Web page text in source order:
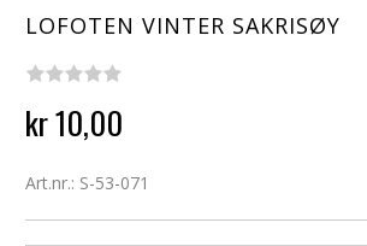
LOFOTEN VINTER SAKRISØY
kr 10,00
Art.nr.: S-53-071